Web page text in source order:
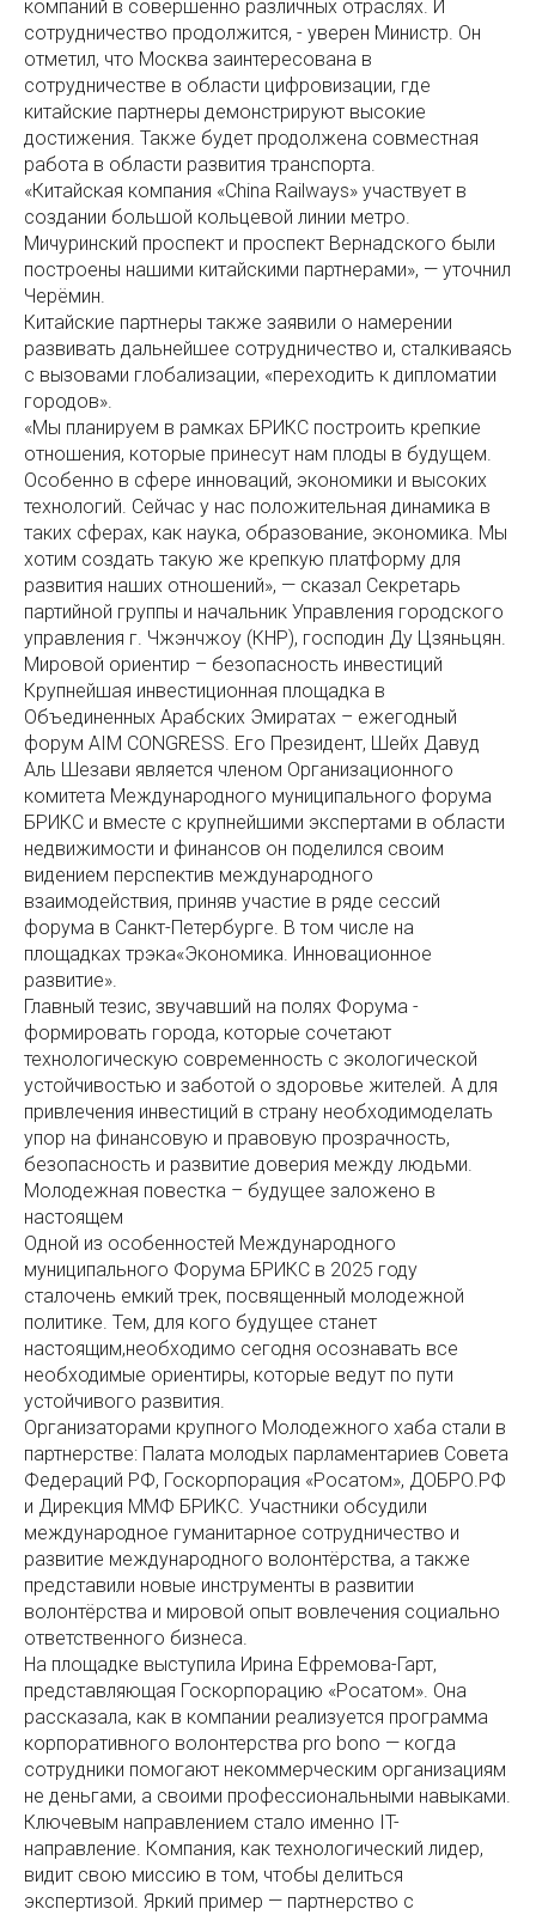
компаний в совершенно различных отраслях. И
сотрудничество продолжится, - уверен Министр. Он
отметил, что Москва заинтересована в
сотрудничестве в области цифровизации, где
китайские партнеры демонстрируют высокие
достижения. Также будет продолжена совместная
работа в области развития транспорта.
«Китайская компания «China Railways» участвует в
создании большой кольцевой линии метро.
Мичуринский проспект и проспект Вернадского были
построены нашими китайскими партнерами», — уточнил
Черёмин.
Китайские партнеры также заявили о намерении
развивать дальнейшее сотрудничество и, сталкиваясь
с вызовами глобализации, «переходить к дипломатии
городов».
«Мы планируем в рамках БРИКС построить крепкие
отношения, которые принесут нам плоды в будущем.
Особенно в сфере инноваций, экономики и высоких
технологий. Сейчас у нас положительная динамика в
таких сферах, как наука, образование, экономика. Мы
хотим создать такую же крепкую платформу для
развития наших отношений», — сказал Секретарь
партийной группы и начальник Управления городского
управления г. Чжэнчжоу (КНР), господин Ду Цзяньцян.
Мировой ориентир – безопасность инвестиций
Крупнейшая инвестиционная площадка в
Объединенных Арабских Эмиратах – ежегодный
форум AIM CONGRESS. Его Президент, Шейх Давуд
Аль Шезави является членом Организационного
комитета Международного муниципального форума
БРИКС и вместе с крупнейшими экспертами в области
недвижимости и финансов он поделился своим
видением перспектив международного
взаимодействия, приняв участие в ряде сессий
форума в Санкт-Петербурге. В том числе на
площадках трэка«Экономика. Инновационное
развитие».
Главный тезис, звучавший на полях Форума -
формировать города, которые сочетают
технологическую современность с экологической
устойчивостью и заботой о здоровье жителей. А для
привлечения инвестиций в страну необходимоделать
упор на финансовую и правовую прозрачность,
безопасность и развитие доверия между людьми.
Молодежная повестка – будущее заложено в
настоящем
Одной из особенностей Международного
муниципального Форума БРИКС в 2025 году
сталочень емкий трек, посвященный молодежной
политике. Тем, для кого будущее станет
настоящим,необходимо сегодня осознавать все
необходимые ориентиры, которые ведут по пути
устойчивого развития.
Организаторами крупного Молодежного хаба стали в
партнерстве: Палата молодых парламентариев Совета
Федераций РФ, Госкорпорация «Росатом», ДОБРО.РФ
и Дирекция ММФ БРИКС. Участники обсудили
международное гуманитарное сотрудничество и
развитие международного волонтёрства, а также
представили новые инструменты в развитии
волонтёрства и мировой опыт вовлечения социально
ответственного бизнеса.
На площадке выступила Ирина Ефремова-Гарт,
представляющая Госкорпорацию «Росатом». Она
рассказала, как в компании реализуется программа
корпоративного волонтерства pro bono — когда
сотрудники помогают некоммерческим организациям
не деньгами, а своими профессиональными навыками.
Ключевым направлением стало именно IT-
направление. Компания, как технологический лидер,
видит свою миссию в том, чтобы делиться
экспертизой. Яркий пример — партнерство с